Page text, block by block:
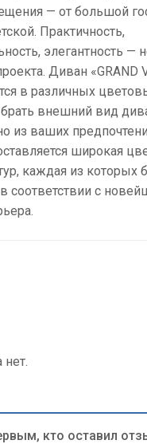
— от большой
Практичность,
элегантность —
Диван «GRAND
в различных
внешний вид
из ваших
широкая
каждая из которых
соответствии с
кто оставил